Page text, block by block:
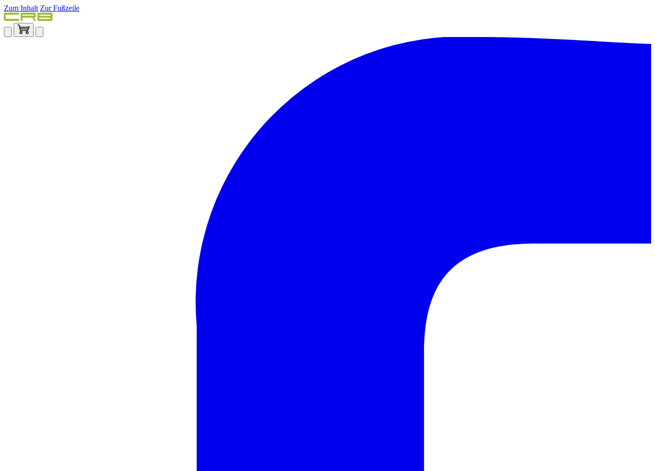
Zum Inhalt Zur Fußzeile